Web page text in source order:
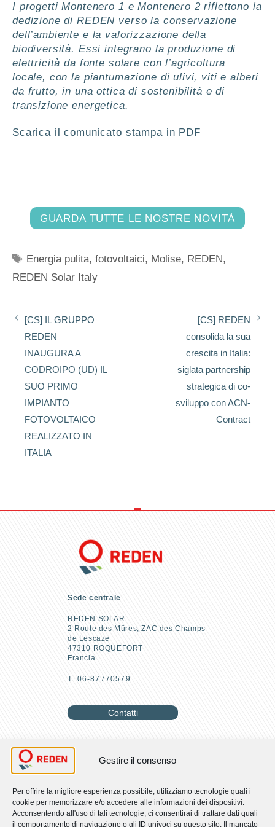
Gestire il consenso
Per offrire la migliore esperienza possibile, utilizziamo tecnologie quali i
cookie per memorizzare e/o accedere alle informazioni dei dispositivi.
Acconsentendo all'uso di tali tecnologie, ci consentirai di trattare dati quali
il comportamento di navigazione o gli ID univoci su questo sito. Il mancato
I progetti Montenero 1 e Montenero 2 riflettono la
dedizione di REDEN verso la conservazione
dell’ambiente e la valorizzazione della
biodiversità. Essi integrano la produzione di
elettricità da fonte solare con l’agricoltura
locale, con la piantumazione di ulivi, viti e alberi
da frutto, in una ottica di sostenibilità e di
transizione energetica.
Scarica il comunicato stampa in PDF
GUARDA TUTTE LE NOSTRE NOVITÀ
Energia pulita,fotovoltaici, Molise, REDEN,
REDEN Solar Italy
[CS] IL GRUPPO
REDEN
INAUGURA A
CODROIPO (UD) IL
SUO PRIMO
IMPIANTO
FOTOVOLTAICO
REALIZZATO IN
ITALIA
[CS] REDEN
consolida la sua
crescita in Italia:
siglata partnership
strategica di co-
sviluppo con ACN-
Contract
Sede centrale
REDEN SOLAR
2 Route des Mûres, ZAC des Champs
de Lescaze
47310 ROQUEFORT
Francia
T. 06-87770579
Contatti
RETROUVEZ-NOUS